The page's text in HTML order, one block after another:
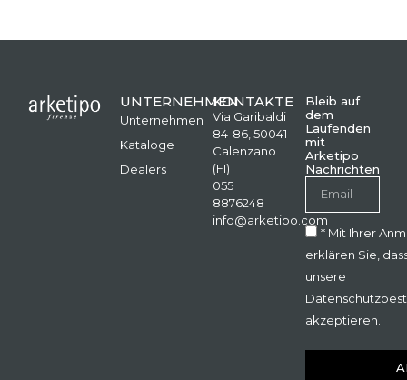
UNTERNEHMEN
Unternehmen
Kataloge
Dealers
KONTAKTE
Via Garibaldi
84-86, 50041
Calenzano
(FI)
055
8876248
info@arketipo.com
Bleib auf
dem
Laufenden
mit
Arketipo
Nachrichten
* Mit Ihrer
erklären Sie,
unsere
akzeptieren.